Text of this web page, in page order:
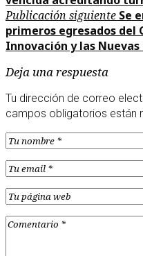
de
entradas
Publicación siguiente Se
primeros egresados del
Innovación y las
Deja una respuesta
Tu dirección de correo
campos obligatorios están